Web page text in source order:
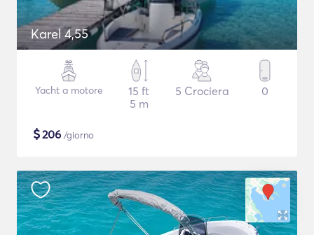
Karel 4,55
Yacht a motore
15 ft
5 m
5 Crociera 0
$206 /giorno